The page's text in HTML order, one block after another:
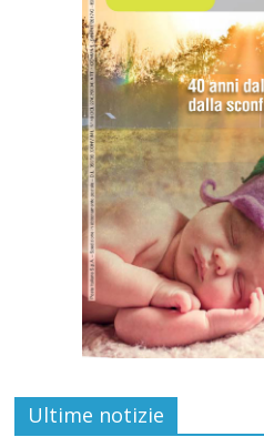
Ultime notizie